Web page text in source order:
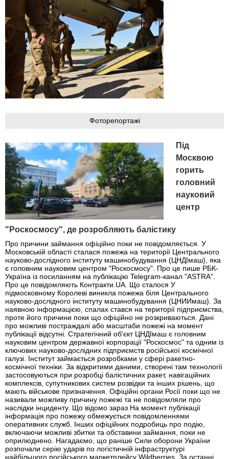
Фоторепортажі
Під
Москвою
горить
головний
науковий
центр
"Роскосмосу", де розробляють балістику
Про причини займання офіційно поки не повідомляється. У
Московській області сталася пожежа на території Центрального
науково-дослідного інституту машинобудування (ЦНДІмаш), яка
є головним науковим центром "Роскосмосу". Про це пише РБК-
Україна із посиланням на публікацію Telegram-канал "ASTRA".
Про це повідомляють Контракти.UA. Що сталося У
підмосковному Королеві виникла пожежа біля Центрального
науково-дослідного інституту машинобудування (ЦНИИмаш). За
наявною інформацією, спалах стався на території підприємства,
проте його причини поки що офіційно не розкриваються. Дані
про можливі постраждалі або масштаби пожежі на момент
публікації відсутні. Стратегічний об'єкт ЦНДІмаш є головним
науковим центром державної корпорації "Роскосмос" та одним із
ключових науково-дослідних підприємств російської космічної
галузі. Інститут займається розробками у сфері ракетно-
космічної техніки. За відкритими даними, створені там технології
застосовуються при розробці балістичних ракет, навігаційних
комплексів, супутникових систем розвідки та інших рішень, що
мають військове призначення. Офіційні органи Росії поки що не
називали можливу причину пожежі та не повідомляли про
наслідки інциденту. Що відомо зараз На момент публікації
інформація про пожежу обмежується повідомленнями
оперативних служб. Інших офіційних подробиць про подію,
включаючи можливі збитки та обставини займання, поки не
оприлюднено. Нагадаємо, що раніше Сили оборони України
розпочали серію ударів по логістичній інфраструктурі
найбільшого російського маркетплейсу Wildberries. За останні